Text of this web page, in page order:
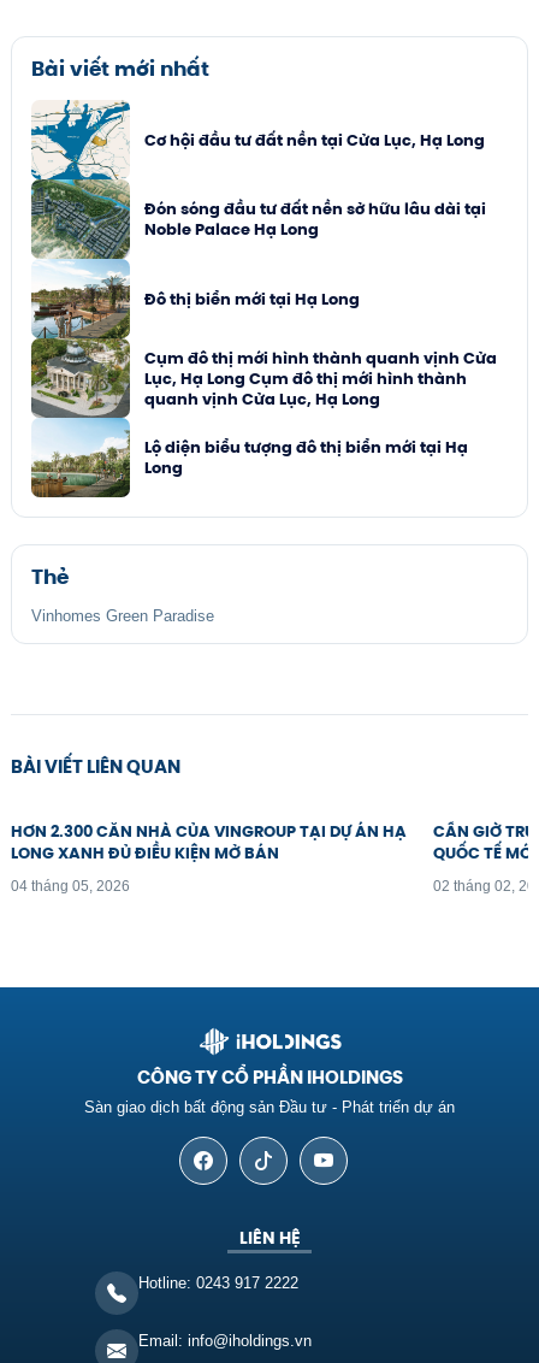
Bài viết mới nhất
Cơ hội đầu tư đất nền tại Cửa Lục, Hạ Long
Đón sóng đầu tư đất nền sở hữu lâu dài tại
Noble Palace Hạ Long
Đô thị biển mới tại Hạ Long
Cụm đô thị mới hình thành quanh vịnh Cửa
Lục, Hạ Long Cụm đô thị mới hình thành
quanh vịnh Cửa Lục, Hạ Long
Lộ diện biểu tượng đô thị biển mới tại Hạ
Long
Thẻ
Vinhomes Green Paradise
BÀI VIẾT LIÊN QUAN
HƠN 2.300 CĂN NHÀ CỦA VINGROUP TẠI DỰ ÁN HẠ
LONG XANH ĐỦ ĐIỀU KIỆN MỞ BÁN
04 tháng 05, 2026
CẦN GIỜ
QUỐC TẾ MỚI
02 tháng 02,
CÔNG TY CỔ PHẦN IHOLDINGS
Sàn giao dịch bất động sản Đầu tư - Phát triển dự án
LIÊN HỆ
Hotline: 0243 917 2222
Email: info@iholdings.vn